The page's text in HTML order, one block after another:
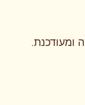
ומעודכנת.